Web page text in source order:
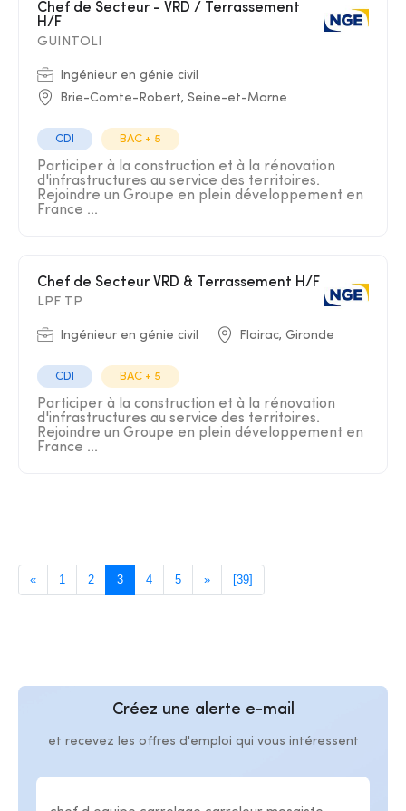
Chef de Secteur - VRD / Terrassement
H/F
GUINTOLI
Ingénieur en génie civil
Brie-Comte-Robert, Seine-et-Marne
CDI BAC + 5
Participer à la construction et à la rénovation
d'infrastructures au service des territoires.
Rejoindre un Groupe en plein développement en
France ...
Chef de Secteur VRD & Terrassement H/F
LPF TP
Ingénieur en génie civil Floirac, Gironde
CDI BAC + 5
Participer à la construction et à la rénovation
d'infrastructures au service des territoires.
Rejoindre un Groupe en plein développement en
France ...
« 1 2 3 4 5 » [39]
Créez une alerte e-mail
et recevez les offres d'emploi qui vous intéressent